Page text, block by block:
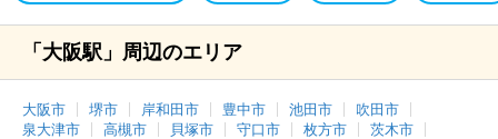
「大阪駅」周辺のエリア
大阪市 堺市 岸和田市 豊中市 池田市
吹田市
泉大津市
高槻市 貝塚市 守口市 枚方市
茨木市